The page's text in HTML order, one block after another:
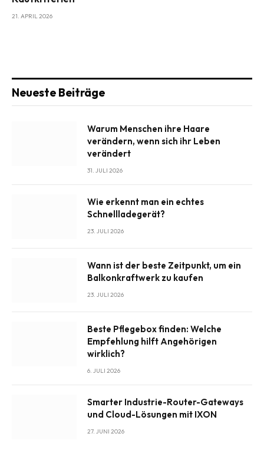
21. APRIL 2026
Neueste Beiträge
Warum Menschen ihre Haare
verändern, wenn sich ihr Leben
verändert
31. JULI 2026
Wie erkennt man ein echtes
Schnellladegerät?
23. JULI 2026
Wann ist der beste Zeitpunkt, um ein
Balkonkraftwerk zu kaufen
23. JULI 2026
Beste Pflegebox finden: Welche
Empfehlung hilft Angehörigen
wirklich?
6. JULI 2026
Smarter Industrie-Router-Gateways
und Cloud-Lösungen mit IXON
27. JUNI 2026